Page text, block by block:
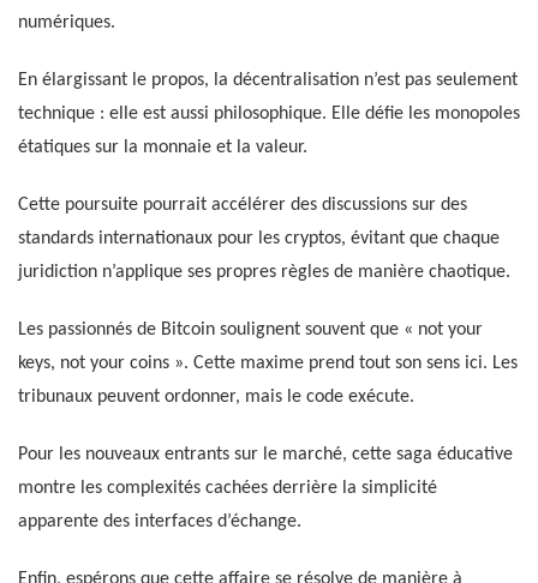
numériques.
En élargissant le propos, la décentralisation n’est pas seulement
technique : elle est aussi philosophique. Elle défie les monopoles
étatiques sur la monnaie et la valeur.
Cette poursuite pourrait accélérer des discussions sur des
standards internationaux pour les cryptos, évitant que chaque
juridiction n’applique ses propres règles de manière chaotique.
Les passionnés de Bitcoin soulignent souvent que « not your
keys, not your coins ». Cette maxime prend tout son sens ici. Les
tribunaux peuvent ordonner, mais le code exécute.
Pour les nouveaux entrants sur le marché, cette saga éducative
montre les complexités cachées derrière la simplicité
apparente des interfaces d’échange.
Enfin, espérons que cette affaire se résolve de manière à